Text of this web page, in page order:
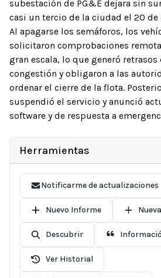
subestación de PG&E dejara sin
casi un tercio de la ciudad el 20
Al apagarse los semáforos, los
solicitaron comprobaciones
gran escala, lo que generó retrasos
congestión y obligaron a las
ordenar el cierre de la flota.
suspendió el servicio y anunció
software y de respuesta a
Herramientas
Notificarme de actualizaciones
Nuevo Informe
Descubrir
Ver Historial